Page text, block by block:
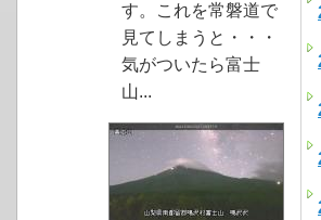
す。これを常磐道で
見てしまうと・・・
気がついたら富士
山...